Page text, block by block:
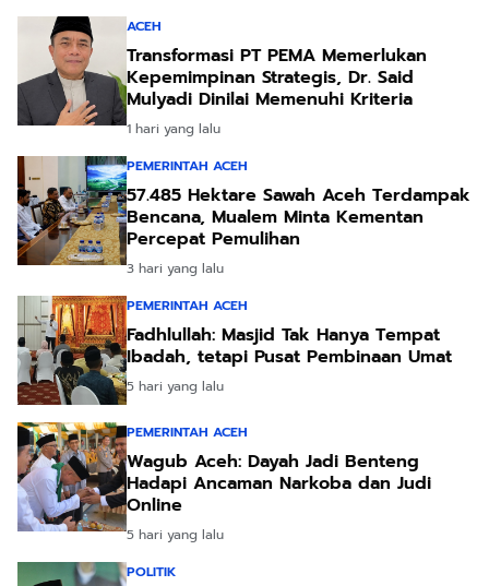
ACEH
Transformasi PT PEMA Memerlukan
Kepemimpinan Strategis, Dr. Said
Mulyadi Dinilai Memenuhi Kriteria
1 hari yang lalu
PEMERINTAH ACEH
57.485 Hektare Sawah Aceh Terdampak
Bencana, Mualem Minta Kementan
Percepat Pemulihan
3 hari yang lalu
PEMERINTAH ACEH
Fadhlullah: Masjid Tak Hanya Tempat
Ibadah, tetapi Pusat Pembinaan Umat
5 hari yang lalu
PEMERINTAH ACEH
Wagub Aceh: Dayah Jadi Benteng
Hadapi Ancaman Narkoba dan Judi
Online
5 hari yang lalu
POLITIK